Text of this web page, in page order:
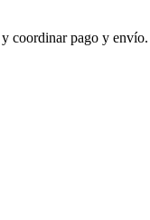
coordinar pago y envío.